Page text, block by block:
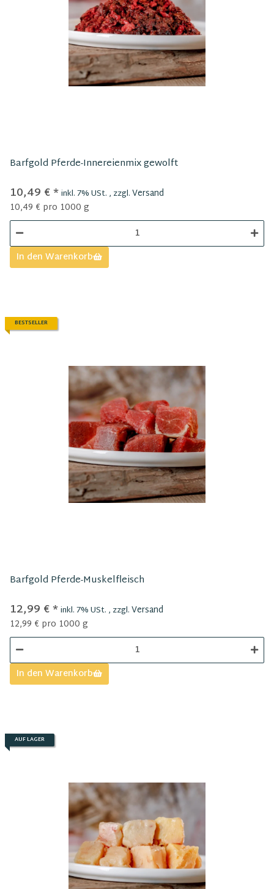
Barfgold Pferde-Innereienmix gewolft
10,49 €*inkl. 7% USt. , zzgl.Versand
10,49 € pro 1000 g
In den Warenkorb
BESTSELLER
Barfgold Pferde-Muskelfleisch
12,99 €*inkl. 7% USt. , zzgl.Versand
12,99 € pro 1000 g
In den Warenkorb
AUF LAGER